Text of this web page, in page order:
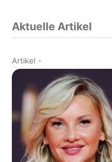
Aktuelle Artikel
Artikel -